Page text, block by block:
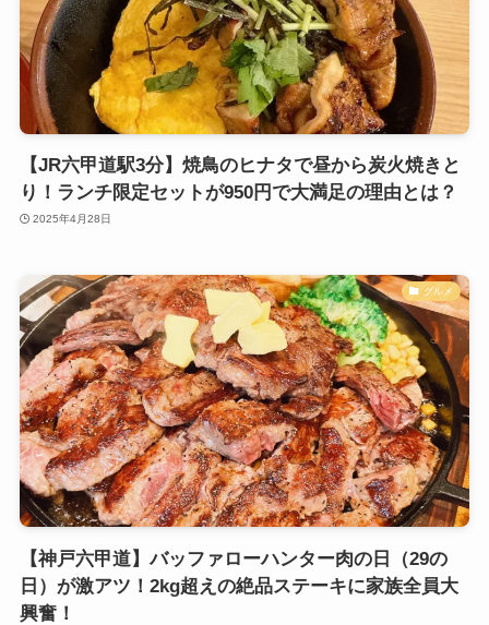
【JR六甲道駅3分】焼鳥のヒナタで昼から炭火焼きと
り！ランチ限定セットが950円で大満足の理由とは？
2025年4月28日
グルメ
【神戸六甲道】バッファローハンター肉の日（29の
日）が激アツ！2kg超えの絶品ステーキに家族全員大
興奮！